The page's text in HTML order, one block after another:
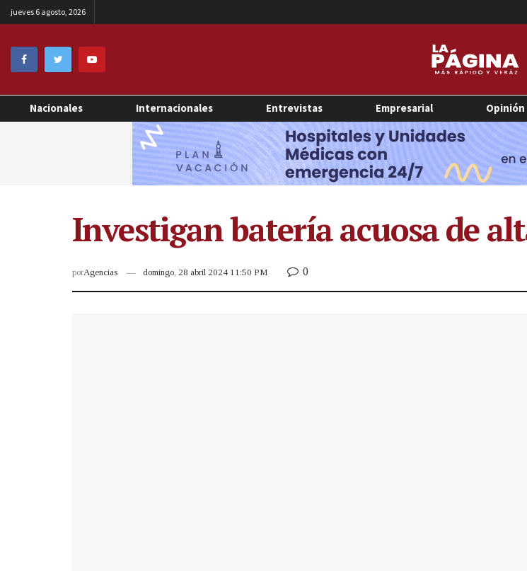
jueves 6 agosto, 2026
Nacionales Internacionales Entrevistas Empresarial Opinión
Investigan batería acuosa de
porAgencias domingo, 28 abril 2024 11:50 PM 0